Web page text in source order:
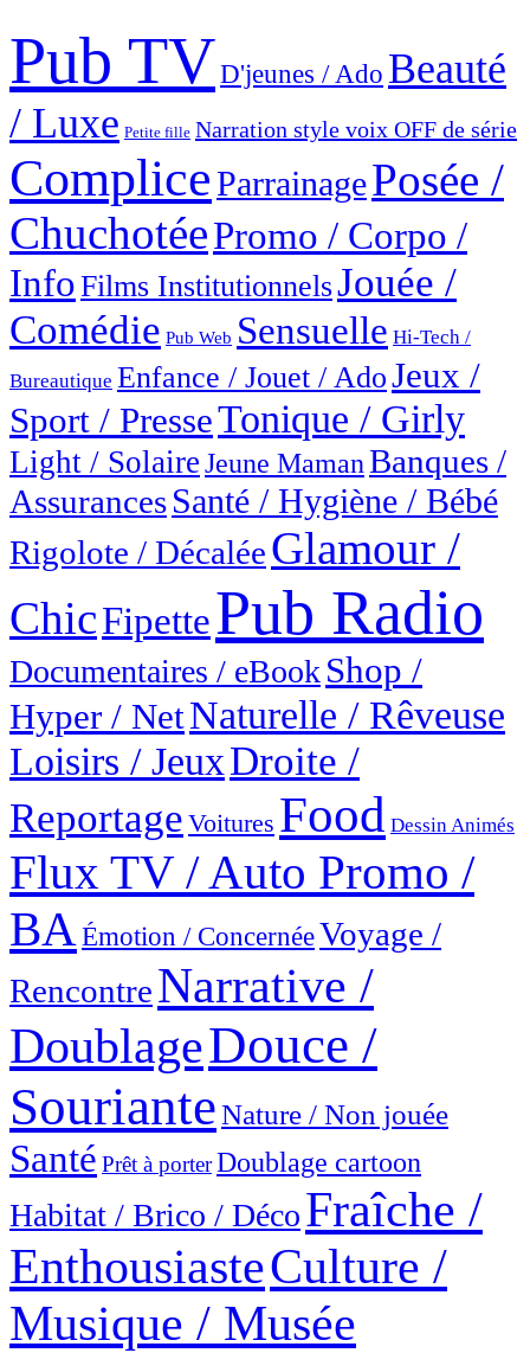
Pub TVD'jeunes / Ado Beauté
/ Luxe Petite fille Narration style voix OFF de série
CompliceParrainagePosée /
ChuchotéePromo / Corpo /
InfoFilms InstitutionnelsJouée /
Comédie Pub Web Sensuelle Hi-Tech /
Bureautique Enfance / Jouet / AdoJeux /
Sport / PresseTonique / Girly
Light / SolaireJeune MamanBanques /
AssurancesSanté / Hygiène / Bébé
Rigolote / DécaléeGlamour /
ChicFipettePub Radio
Documentaires / eBookShop /
Hyper / NetNaturelle / Rêveuse
Loisirs / JeuxDroite /
Reportage Voitures Food Dessin Animés
Flux TV / Auto Promo /
BAÉmotion / ConcernéeVoyage /
RencontreNarrative /
DoublageDouce /
SourianteNature / Non jouée
Santé Prêt à porterDoublage cartoon
Habitat / Brico / DécoFraîche /
EnthousiasteCulture /
Musique / Musée